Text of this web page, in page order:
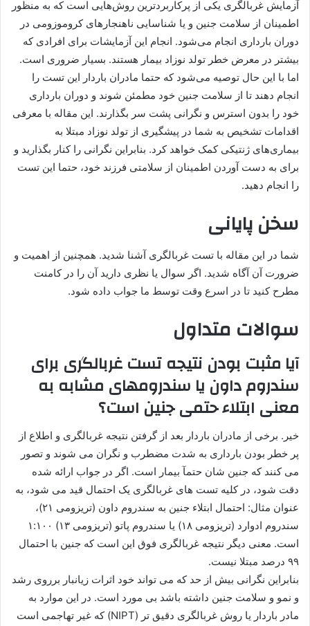
آزمایش غربالگری یکی از پرکاربردترین روش‌هایی است که به منظور
اطمینان از سلامت جنین و یا شناسایی ناهنجارهای کروموزومی در
دوران بارداری انجام می‌شود. انجام این آزمایشات برای افرادی که
بیشتر در معرض خطر تولد نوزاد بیمار هستند. بسیار ضروری است.
اما با این حال توصیه می‌شود که حتما مادران باردار این تست را
انجام دهند تا از سلامت جنین خود مطمئن شوند و دوران بارداری
خود را بدون استرس و نگرانی پشت سر بگذارند. این مقاله با معرفی
اقدامات تشخیص به شما در پیشگیری از تولد نوزاد مبتلا به
بیماری‌های ژنتیکی کمک خواهد کرد. بنابراین نگرانی را کنار بگذارید و
برای به دست آوردن اطمینان از سلامتی فرزند خود، حتما این تست
را انجام دهید.
سخن پایانی
شما در این مقاله با تست غربالگری آشنا شدید. همچنین از اهمیت و
ضرورت آن آگاه شدید. اگر سوال یا نظری دارید آن را در کامنت
مطرح کنید تا در اسرع وقت توسط ما جواب داده شود.
سوالات متداول
آیا مثبت بودن نتیجه تست غربالگری برای
سندروم داون یا سندرومهای مشابه به
معنی ابتلاء حتمی جنین است؟
خیر. برخی از مادران باردار بعد از گرفتن نتیجه غربالگری و اطلاع از
پر خطر بودن بارداری به شدت مضطرب و نگران می شوند و تصور
می کنند که جنین شان حتمآ بیمار است. اگر در جواب ارائه شده
دقت شود، در کلیه تست های غربالگری یک احتمال قید می شود، به
عنوان مثال: احتمال ابتلاء جنین به سندروم داون (تریزومی ۲۱)،
سندروم ادوارد (تریزومی ۱۸) یا سندروم پاتو (تریزومی ۱۳) ۱:۱۰۰
است. معنی دیگر نتیجه غربالگری فوق این است که جنین با احتمال
۹۹ درصد مبتلا نیست.
بنابراین نگرانی بیش از حد که می تواند خود اثرات زیانبار برروی رشد
و نمو و سلامت جنین داشته باشد بی مورد است. در این موارد به
مادر باردار یا روش غربالگری دقیق تر (NIPT) که غیر تهاجمی است